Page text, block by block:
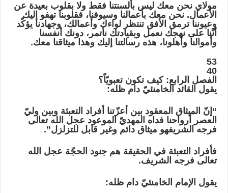
مولاي نحن معك ليس بألسنتنا فقط ولا بقلوب بعيدة عن
الأعمال. نحن معك بأعمالنا وسيوفنا، فقلوبنا تهفو إليك
وعيوننا ترمق الأفق تنتظر لواءك وأعمالك، وجهادنا يؤكّد
أنّنا على نهجك نعمل وبقيادتك نأتمر، دونك أنفسنا
وأموالنا وأهلونا، هذه رسالتنا إليك وهذا ميثاقنا معك.
53
40
الفصل الرابع: كيف تكون تعبويّاً؟
يقول القائد الخامنئيّ دام ظله:
“إنّ الميثاق المعقود بين أعزّتنا أفراد التعبئة وبين وليّ
العصر أرواحنا فداه المهديّ الموعود عجل الله تعالى
فرجه الشريفهو ميثاق دائم وغير قابل للتزلزل”.
فأفراد التعبئة في الحقيقة هم جنود الحجّة عجل الله
تعالى فرجه الشريف.
يقول الإمام الخامنئيّ دام ظله: